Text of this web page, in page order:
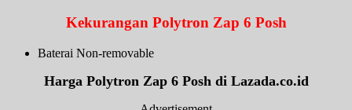
Kekurangan Polytron Zap 6 Posh
Baterai Non-removable
Harga Polytron Zap 6 Posh di Lazada.co.id